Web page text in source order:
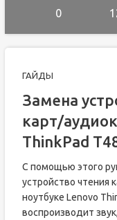
0
ГАЙДЫ
Замена
карт/
ThinkPad
С помощью этого
устройство чтения
ноутбуке Lenovo
воспроизводит